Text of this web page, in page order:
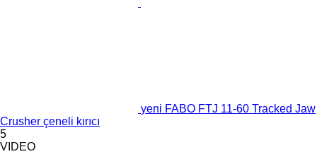
yeni FABO FTJ 11-60 Tracked Jaw
Crusher çeneli kırıcı
5
VIDEO